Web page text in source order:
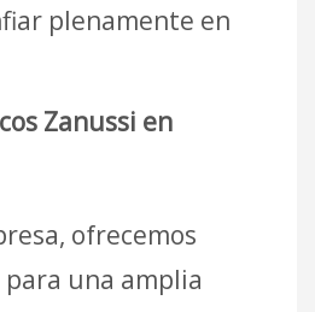
plenamente en
Zanussi en
ofrecemos
una amplia